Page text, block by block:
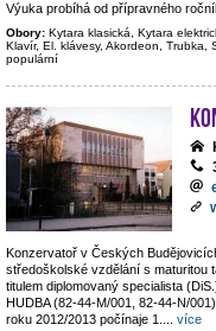
Výuka probíhá od přípravného
Obory: Kytara klasická, Kytara
Klavír, El. klávesy, Akordeon,
populární
Konzervatoř v Českých
středoškolské vzdělání s maturitou
titulem diplomovaný specialista
HUDBA (82-44-M/001, 82-44-N/
roku 2012/2013 počínaje 1.
více